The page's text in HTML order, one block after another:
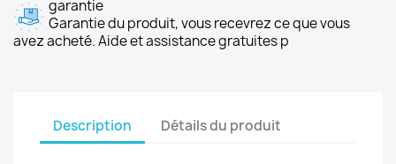
garantie
Garantie du produit, vous recevrez ce que vous
avez acheté. Aide et assistance gratuites p
Description Détails du produit